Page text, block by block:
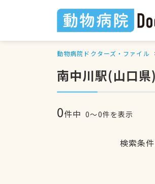
動物病院ドクターズ・ファイル
南中川駅(山口
0件中 0〜0件を表示
検索条